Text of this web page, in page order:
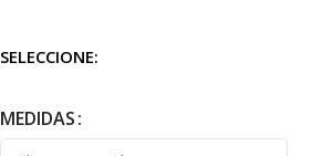
SELECCIONE:
MEDIDAS